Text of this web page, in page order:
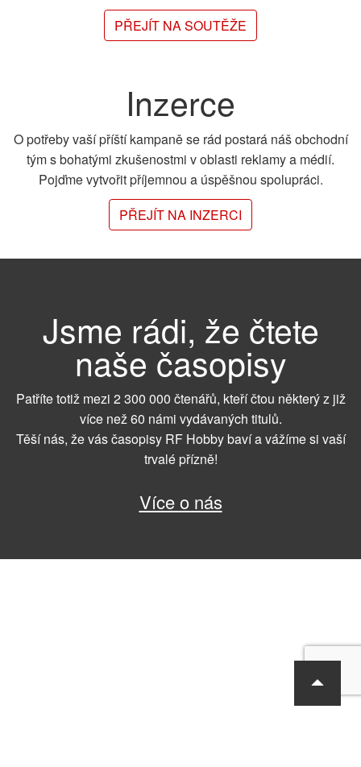
PŘEJÍT NA SOUTĚŽE
Inzerce
O potřeby vaší příští kampaně se rád postará náš obchodní
tým s bohatými zkušenostmi v oblasti reklamy a médií.
Pojďme vytvořit příjemnou a úspěšnou spolupráci.
PŘEJÍT NA INZERCI
Jsme rádi, že čtete
naše časopisy
Patříte totiž mezi 2 300 000 čtenářů, kteří čtou některý z již
více než 60 námi vydávaných titulů.
Těší nás, že vás časopisy RF Hobby baví a vážíme si vaší
trvalé přízně!
Více o nás